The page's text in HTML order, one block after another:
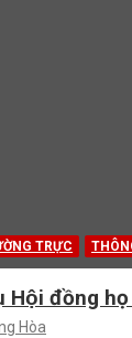
TRỰC
Hội đồng
Hòa